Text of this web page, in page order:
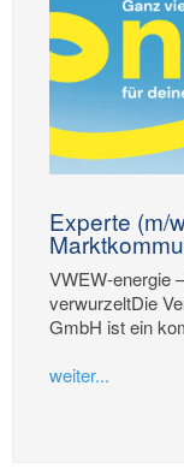
Experte (m/
VWEW-energie
verwurzeltDie
GmbH ist ein
weiter...